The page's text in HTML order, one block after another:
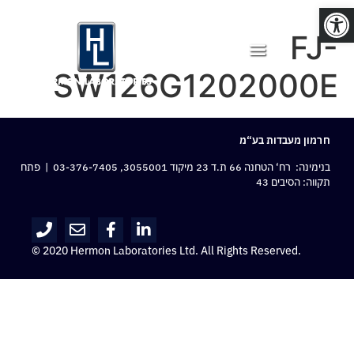
פתח סרגל נגישות
FJ-
SW126G1202000E
חרמון מעבדות בע“מ
בנימינה: רח‘ הטחנה 66 ת.ד 23 מיקוד 3055001,
03-376-7405 | פתח
תקווה: הסיבים 43
© 2020 Hermon Laboratories Ltd. All Rights Reserved.